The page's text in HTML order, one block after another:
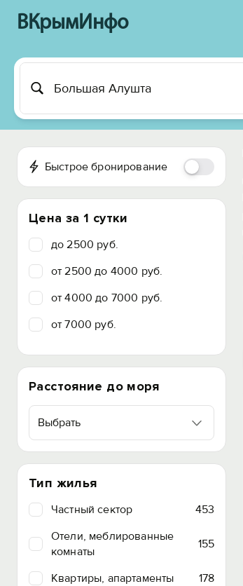
ВКрымИнфо
Быстрое бронирование
Цена за 1 сутки
до 2500 руб.
от 2500 до 4000 руб.
от 4000 до 7000 руб.
от 7000 руб.
Расстояние до моря
Выбрать
Тип жилья
Частный сектор
453
Отели, меблированные
комнаты
155
Квартиры, апартаменты
178